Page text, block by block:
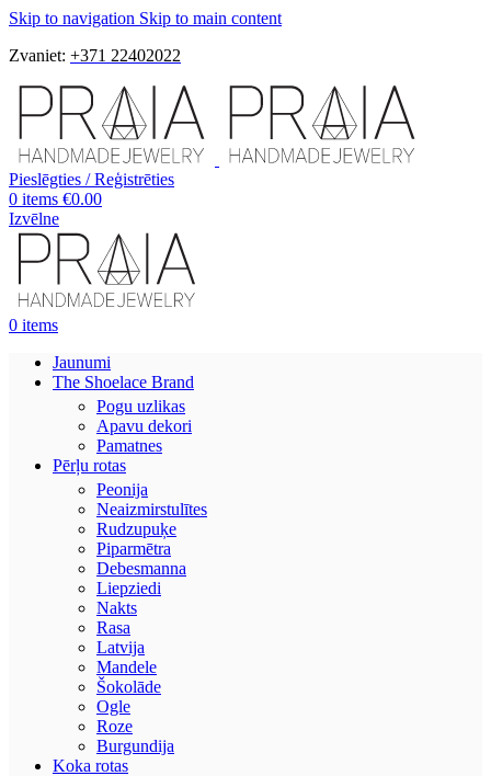
Skip to navigation Skip to main content
Zvaniet: +371 22402022
Pieslēgties / Reģistrēties
0 items €0.00
Izvēlne
0 items
Jaunumi
The Shoelace Brand
Pogu uzlikas
Apavu dekori
Pamatnes
Pērļu rotas
Peonija
Neaizmirstulītes
Rudzupuķe
Piparmētra
Debesmanna
Liepziedi
Nakts
Rasa
Latvija
Mandele
Šokolāde
Ogle
Roze
Burgundija
Koka rotas